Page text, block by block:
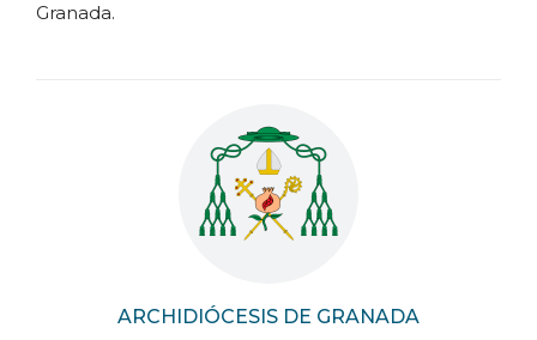
ARCHIDIÓCESIS DE GRANADA
Granada.